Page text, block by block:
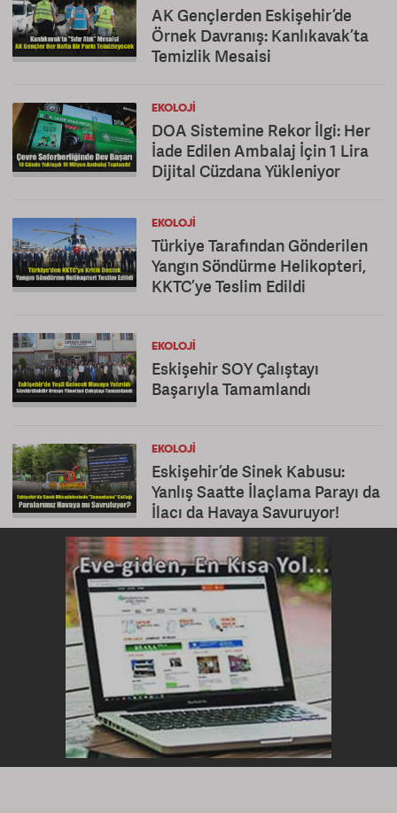
AK Gençlerden Eskişehir’de
Örnek Davranış: Kanlıkavak’ta
Temizlik Mesaisi
EKOLOJI
DOA Sistemine Rekor İlgi: Her
İade Edilen Ambalaj İçin 1 Lira
Dijital Cüzdana Yükleniyor
EKOLOJI
Türkiye Tarafından Gönderilen
Yangın Söndürme Helikopteri,
KKTC’ye Teslim Edildi
EKOLOJI
Eskişehir SOY Çalıştayı
Başarıyla Tamamlandı
EKOLOJI
Eskişehir’de Sinek Kabusu:
Yanlış Saatte İlaçlama Parayı da
İlacı da Havaya Savuruyor!